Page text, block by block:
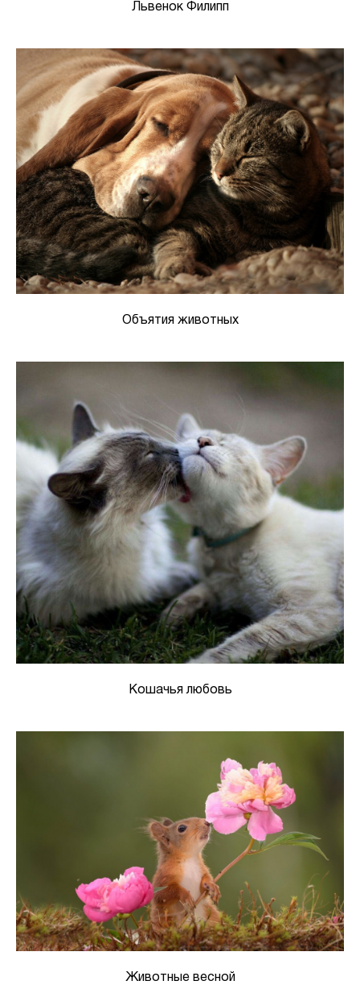
Львенок Филипп
Объятия животных
Кошачья любовь
Животные весной